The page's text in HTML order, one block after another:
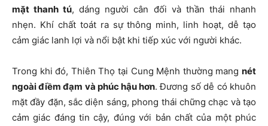
mặt thanh tú, dáng người cân đối và thần thái nhanh
nhẹn. Khí chất toát ra sự thông minh, linh hoạt, dễ tạo
cảm giác lanh lợi và nổi bật khi tiếp xúc với người khác.
Trong khi đó, Thiên Thọ tại Cung Mệnh thường mang nét
ngoài điềm đạm và phúc hậu hơn. Đương số dễ có khuôn
mặt đầy đặn, sắc diện sáng, phong thái chững chạc và tạo
cảm giác đáng tin cậy, đúng với bản chất của một phúc